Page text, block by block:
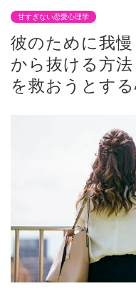
甘すぎない恋愛心理学
彼のために我
から抜ける方
を救おうとす